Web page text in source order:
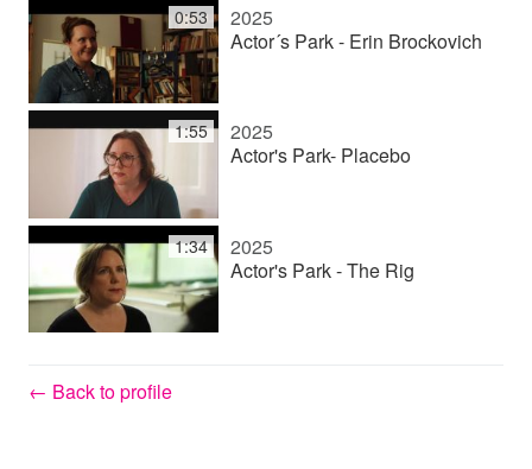
0:53
2025
Actor´s Park - Erin Brockovich
1:55
2025
Actor's Park- Placebo
1:34
2025
Actor's Park - The Rig
← Back to profile